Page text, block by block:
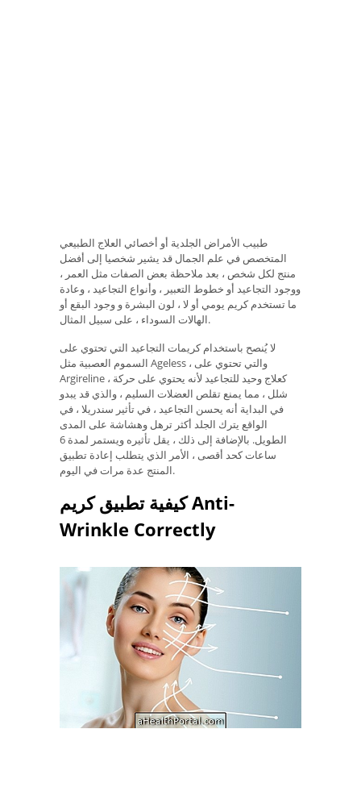
طبيب الأمراض الجلدية أو أخصائي العلاج الطبيعي
المتخصص في علم الجمال قد يشير شخصيا إلى أفضل
منتج لكل شخص ، بعد ملاحظة بعض الصفات مثل العمر ،
ووجود التجاعيد أو خطوط التعبير ، وأنواع التجاعيد ، وعادة
ما تستخدم كريم يومي أو لا ، لون البشرة و وجود البقع أو
الهالات السوداء ، على سبيل المثال.
لا يُنصح باستخدام كريمات التجاعيد التي تحتوي على
السموم العصبية مثل Ageless ، والتي تحتوي على
Argireline ، كعلاج وحيد للتجاعيد لأنه يحتوي على حركة
شلل ، مما يمنع تقلص العضلات السليم ، والذي قد يبدو
في البداية أنه يحسن التجاعيد ، في تأثير سندريلا ، في
الواقع يترك الجلد أكثر ترهل وهشاشة على المدى
الطويل. بالإضافة إلى ذلك ، يقل تأثيره ويستمر لمدة 6
ساعات كحد أقصى ، الأمر الذي يتطلب إعادة تطبيق
المنتج عدة مرات في اليوم.
كيفية تطبيق كريم Anti-
Wrinkle Correctly